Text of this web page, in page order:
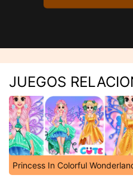
JUEGOS
Princess In Colorful